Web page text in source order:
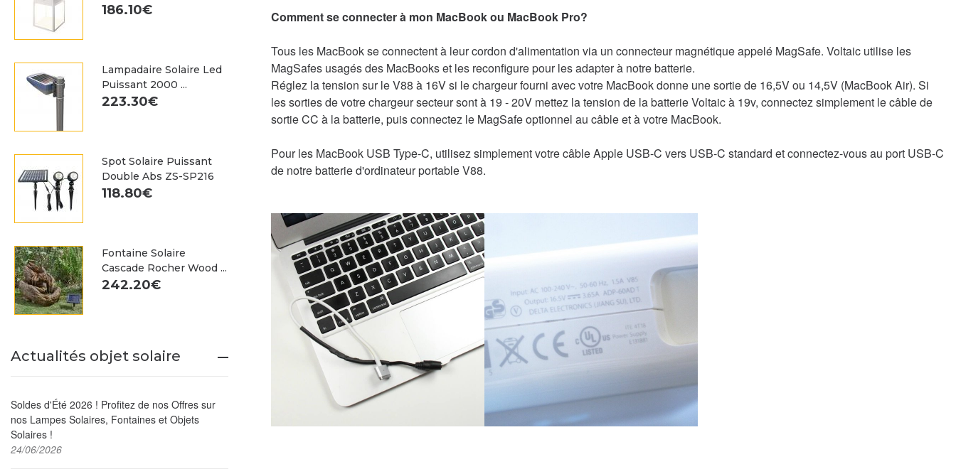
Comment se connecter à mon MacBook ou MacBook Pro?
Tous les MacBook se connectent à leur cordon d'alimentation via un connecteur magnétique appelé MagSafe. Voltaic utilise les
MagSafes usagés des MacBooks et les reconfigure pour les adapter à notre batterie.
Réglez la tension sur le V88 à 16V si le chargeur fourni avec votre MacBook donne une sortie de 16,5V ou 14,5V (MacBook Air). Si
les sorties de votre chargeur secteur sont à 19 - 20V mettez la tension de la batterie Voltaic à 19v, connectez simplement le câble de
sortie CC à la batterie, puis connectez le MagSafe optionnel au câble et à votre MacBook.
Pour les MacBook USB Type-C, utilisez simplement votre câble Apple USB-C vers USB-C standard et connectez-vous au port USB-C
de notre batterie d'ordinateur portable V88.
186.10€
Lampadaire Solaire Led
Puissant 2000 ...
223.30€
Spot Solaire Puissant
Double Abs ZS-SP216
118.80€
Fontaine Solaire
Cascade Rocher Wood ...
242.20€
Actualités objet solaire
Soldes d'Été 2026 ! Profitez de nos Offres sur
nos Lampes Solaires, Fontaines et Objets
Solaires !
24/06/2026